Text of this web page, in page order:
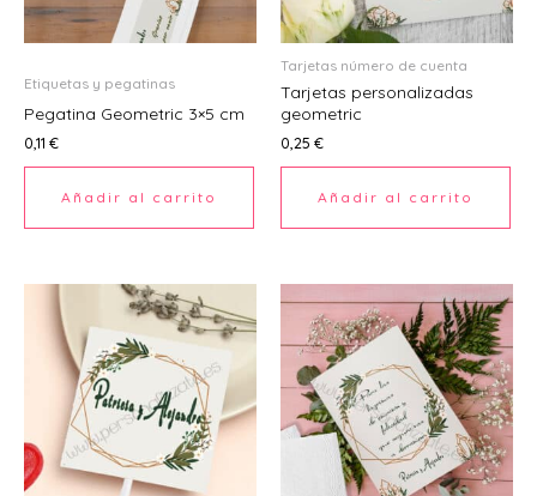
Etiquetas y pegatinas
Pegatina Geometric 3×5 cm
0,11 €
Añadir al carrito
Tarjetas número de cuenta
Tarjetas personalizadas
geometric
0,25 €
Añadir al carrito